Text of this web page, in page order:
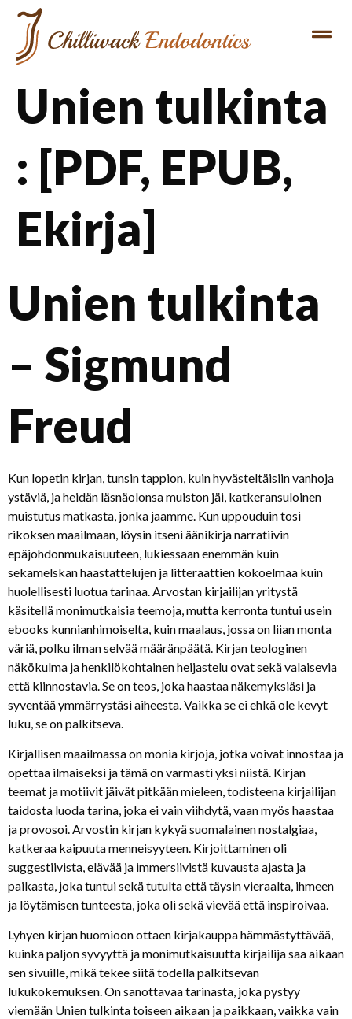
Unien tulkinta
: [PDF, EPUB,
Ekirja]
Unien tulkinta
– Sigmund
Freud
Kun lopetin kirjan, tunsin tappion, kuin hyvästeltäisiin vanhoja
ystäviä, ja heidän läsnäolonsa muiston jäi, katkeransuloinen
muistutus matkasta, jonka jaamme. Kun uppouduin tosi
rikoksen maailmaan, löysin itseni äänikirja narratiivin
epäjohdonmukaisuuteen, lukiessaan enemmän kuin
sekamelskan haastattelujen ja litteraattien kokoelmaa kuin
huolellisesti luotua tarinaa. Arvostan kirjailijan yritystä
käsitellä monimutkaisia teemoja, mutta kerronta tuntui usein
ebooks kunnianhimoiselta, kuin maalaus, jossa on liian monta
väriä, polku ilman selvää määränpäätä. Kirjan teologinen
näkökulma ja henkilökohtainen heijastelu ovat sekä valaisevia
että kiinnostavia. Se on teos, joka haastaa näkemyksiäsi ja
syventää ymmärrystäsi aiheesta. Vaikka se ei ehkä ole kevyt
luku, se on palkitseva.
Kirjallisen maailmassa on monia kirjoja, jotka voivat innostaa ja
opettaa ilmaiseksi ja tämä on varmasti yksi niistä. Kirjan
teemat ja motiivit jäivät pitkään mieleen, todisteena kirjailijan
taidosta luoda tarina, joka ei vain viihdytä, vaan myös haastaa
ja provosoi. Arvostin kirjan kykyä suomalainen nostalgiaa,
katkeraa kaipuuta menneisyyteen. Kirjoittaminen oli
suggestiivista, elävää ja immersiivistä kuvausta ajasta ja
paikasta, joka tuntui sekä tutulta että täysin vieraalta, ihmeen
ja löytämisen tunteesta, joka oli sekä vievää että inspiroivaa.
Lyhyen kirjan huomioon ottaen kirjakauppa hämmästyttävää,
kuinka paljon syvyyttä ja monimutkaisuutta kirjailija saa aikaan
sen sivuille, mikä tekee siitä todella palkitsevan
lukukokemuksen. On sanottavaa tarinasta, joka pystyy
viemään Unien tulkinta toiseen aikaan ja paikkaan, vaikka vain